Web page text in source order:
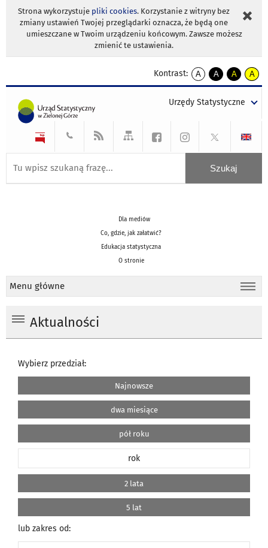
Strona wykorzystuje pliki cookies. Korzystanie z witryny bez
zmiany ustawień Twojej przeglądarki oznacza, że będą one
umieszczane w Twoim urządzeniu końcowym. Zawsze możesz
zmienić te ustawienia.
Kontrast:
A
kontrast
A
kontrast
tekst
czarnym
A
kontrast
tekst
czarnym
A
tekst
żółtym
Urzędy Statystyczne
Dla mediów
Co, gdzie, jak załatwić?
Edukacja statystyczna
O stronie
Menu główne
Aktualności
Wybierz przedział:
Najnowsze
dwa miesiące
pół roku
rok
2 lata
5 lat
lub zakres od: